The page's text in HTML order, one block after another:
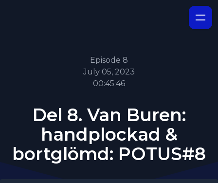
Episode 8
July 05, 2023
00:45:46
Del 8. Van Buren:
handplockad &
bortglömd: POTUS#8